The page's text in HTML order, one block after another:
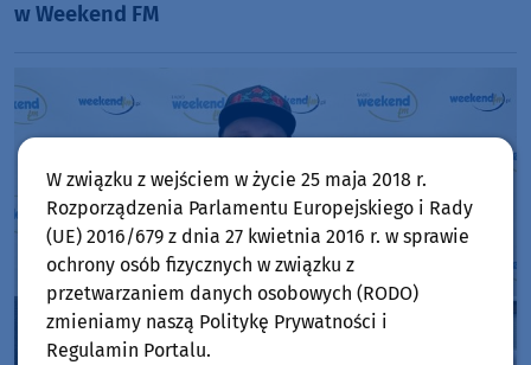
w Weekend FM
W związku z wejściem w życie 25 maja 2018 r.
Rozporządzenia Parlamentu Europejskiego i Rady
(UE) 2016/679 z dnia 27 kwietnia 2016 r. w sprawie
ochrony osób fizycznych w związku z
przetwarzaniem danych osobowych (RODO)
zmieniamy naszą Politykę Prywatności i
Regulamin Portalu.